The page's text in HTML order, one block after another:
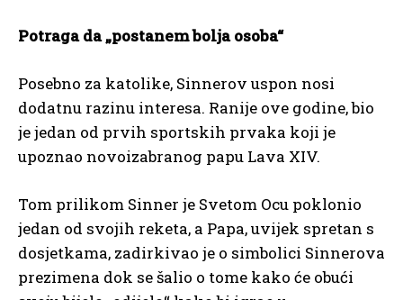
Potraga da „postanem bolja osoba“
Posebno za katolike, Sinnerov uspon nosi
dodatnu razinu interesa. Ranije ove godine, bio
je jedan od prvih sportskih prvaka koji je
upoznao novoizabranog papu Lava XIV.
Tom prilikom Sinner je Svetom Ocu poklonio
jedan od svojih reketa, a Papa, uvijek spretan s
dosjetkama, zadirkivao je o simbolici Sinnerova
prezimena dok se šalio o tome kako će obući